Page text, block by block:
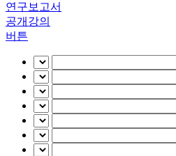
연구보고서
공개강의
버튼